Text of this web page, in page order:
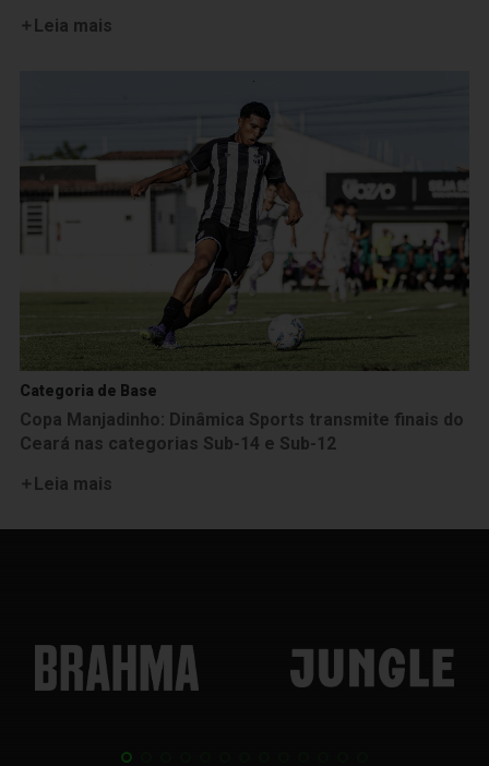
Leia mais
Categoria de Base
Copa Manjadinho: Dinâmica Sports transmite finais do
Ceará nas categorias Sub-14 e Sub-12
Leia mais